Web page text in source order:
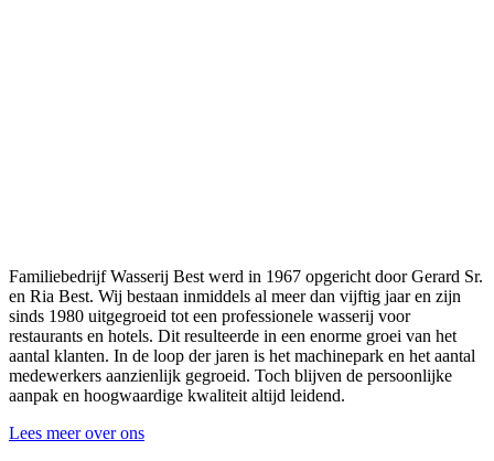
Familiebedrijf Wasserij Best werd in 1967 opgericht door Gerard Sr.
en Ria Best. Wij bestaan inmiddels al meer dan vijftig jaar en zijn
sinds 1980 uitgegroeid tot een professionele wasserij voor
restaurants en hotels. Dit resulteerde in een enorme groei van het
aantal klanten. In de loop der jaren is het machinepark en het aantal
medewerkers aanzienlijk gegroeid. Toch blijven de persoonlijke
aanpak en hoogwaardige kwaliteit altijd leidend.
Lees meer over ons